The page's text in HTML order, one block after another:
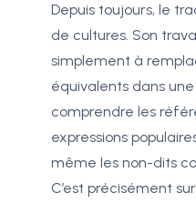
Depuis toujours, le
de cultures. Son
simplement à
équivalents dans
comprendre les
expressions
même les non-dits
C’est précisément